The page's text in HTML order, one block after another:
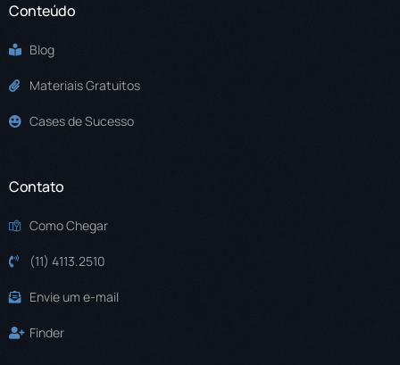
Conteúdo
Blog
Materiais Gratuitos
Cases de Sucesso
Contato
Como Chegar
(11) 4113.2510
Envie um e-mail
Finder